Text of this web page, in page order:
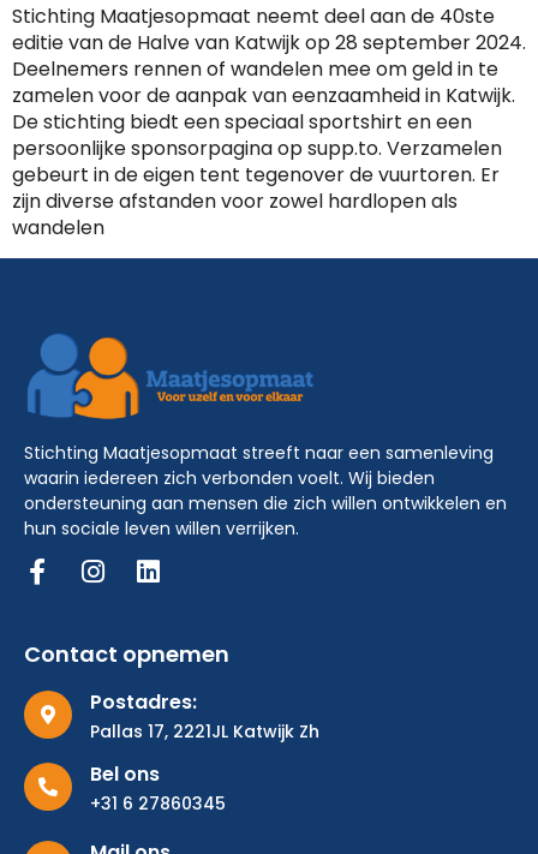
Stichting Maatjesopmaat neemt deel aan de 40ste
editie van de Halve van Katwijk op 28 september 2024.
Deelnemers rennen of wandelen mee om geld in te
zamelen voor de aanpak van eenzaamheid in Katwijk.
De stichting biedt een speciaal sportshirt en een
persoonlijke sponsorpagina op supp.to. Verzamelen
gebeurt in de eigen tent tegenover de vuurtoren. Er
zijn diverse afstanden voor zowel hardlopen als
wandelen
Stichting Maatjesopmaat streeft naar een samenleving
waarin iedereen zich verbonden voelt. Wij bieden
ondersteuning aan mensen die zich willen ontwikkelen en
hun sociale leven willen verrijken.
Contact opnemen
Postadres:
Pallas 17, 2221JL Katwijk Zh
Bel ons
+31 6 27860345